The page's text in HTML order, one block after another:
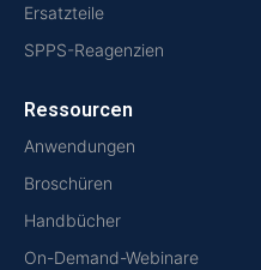
Ersatzteile
SPPS-Reagenzien
Ressourcen
Anwendungen
Broschüren
Handbücher
On-Demand-Webinare